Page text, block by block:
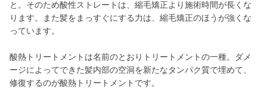
と。そのため酸性ストレートは、縮毛矯正より施術時間が長くな
ります。また髪をまっすぐにする力は、縮毛矯正のほうが強くな
っています。
酸熱トリートメントは名前のとおりトリートメントの一種。ダメ
ージによってできた髪内部の空洞を新たなタンパク質で埋めて、
修復するのが酸熱トリートメントです。